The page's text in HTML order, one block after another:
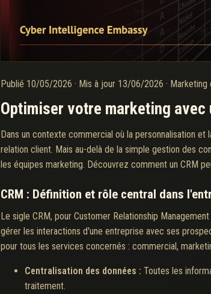
Publié 10/05/2026 · Mis à jour 13/06/2026 · Marketing
Optimiser votre marketing
Dans un contexte commercial où la personnalisation
relation client. Mais au-delà de la simple gestion des
les équipes marketing. Découvrez comment un CRM
CRM : Définition et rôle central dans
Le sigle CRM, pour Customer Relationship
gérer les interactions d'une entreprise avec ses
pour tous les services concernés : commercial,
Centralisation des données : Toutes les
traitement.